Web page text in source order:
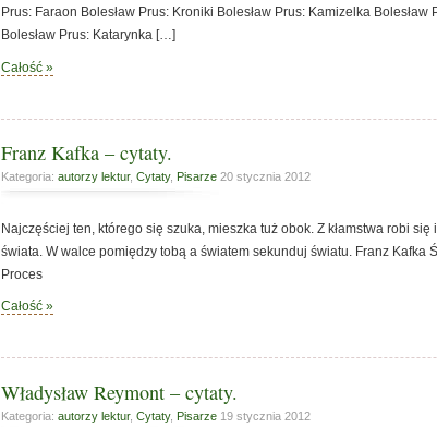
Prus: Faraon Bolesław Prus: Kroniki Bolesław Prus: Kamizelka Bolesław
Bolesław Prus: Katarynka […]
Całość »
Franz Kafka – cytaty.
Kategoria: autorzy lektur, Cytaty, Pisarze 20 stycznia 2012
Najczęściej ten, którego się szuka, mieszka tuż obok. Z kłamstwa robi się
świata. W walce pomiędzy tobą a światem sekunduj światu. Franz Kafka
Proces
Całość »
Władysław Reymont – cytaty.
Kategoria: autorzy lektur, Cytaty, Pisarze 19 stycznia 2012